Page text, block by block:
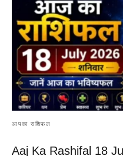
आपका राशिफल
Aaj Ka Rashifal 18